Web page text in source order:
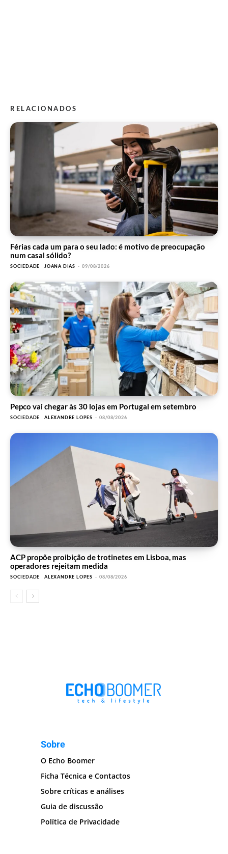
RELACIONADOS
Férias cada um para o seu lado: é motivo de preocupação
num casal sólido?
SOCIEDADE JOANA DIAS - 09/08/2026
Pepco vai chegar às 30 lojas em Portugal em setembro
SOCIEDADE ALEXANDRE LOPES - 08/08/2026
ACP propõe proibição de trotinetes em Lisboa, mas
operadores rejeitam medida
SOCIEDADE ALEXANDRE LOPES - 08/08/2026
Sobre
O Echo Boomer
Ficha Técnica e Contactos
Sobre críticas e análises
Guia de discussão
Política de Privacidade